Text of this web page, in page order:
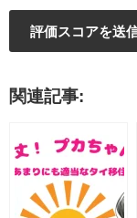
関連記事: